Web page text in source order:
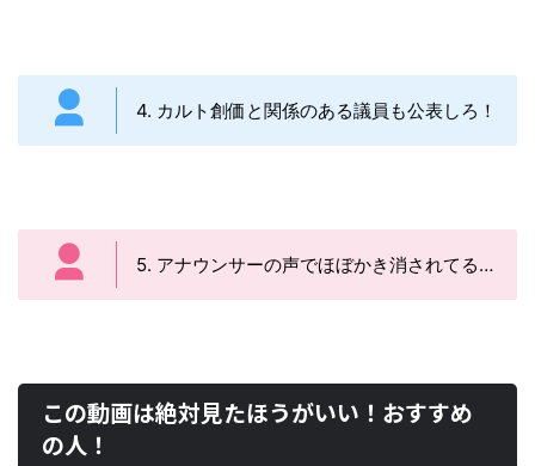
4. カルト創価と関係のある議員も公表しろ！
5. アナウンサーの声でほぼかき消されてる…
この動画は絶対見たほうがいい！おすすめ
の人！